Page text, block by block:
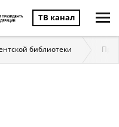
ТВ канал
библиотеки